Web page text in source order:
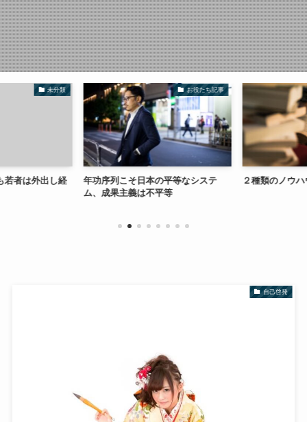
未分類
者は外出し経
お役たち記事
年功序列こそ日本の平等なシステ
ム、成果主義は不平等
２種類のノウハ
自己啓発